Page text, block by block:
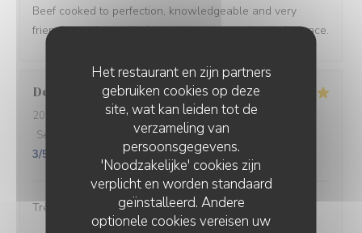
Het restaurant en zijn partners
gebruiken cookies op deze
site, wat kan leiden tot de
verzameling van
persoonsgegevens.
'Noodzakelijke' cookies zijn
verplicht en worden standaard
geïnstalleerd. Andere
optionele cookies vereisen uw
Beef cooked to perfection, knowledgeable and very
friendly service , a lively setting on a tree dappled terrace.
Denis
2026-08-05
- 19:30 - Gasten 3
Service
Atmosfeer:5/5 Keuken: 4 /5
3/5
Très bon accueil, très bel emplacement sur la place